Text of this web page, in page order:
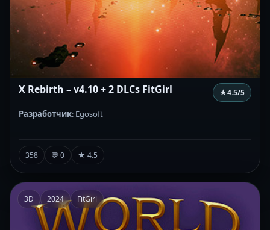
X Rebirth – v4.10 + 2 DLCs FitGirl ★4.5/5
Разработчик: Egosoft
358 💬 0 ★ 4.5
3D 2024 FitGirl